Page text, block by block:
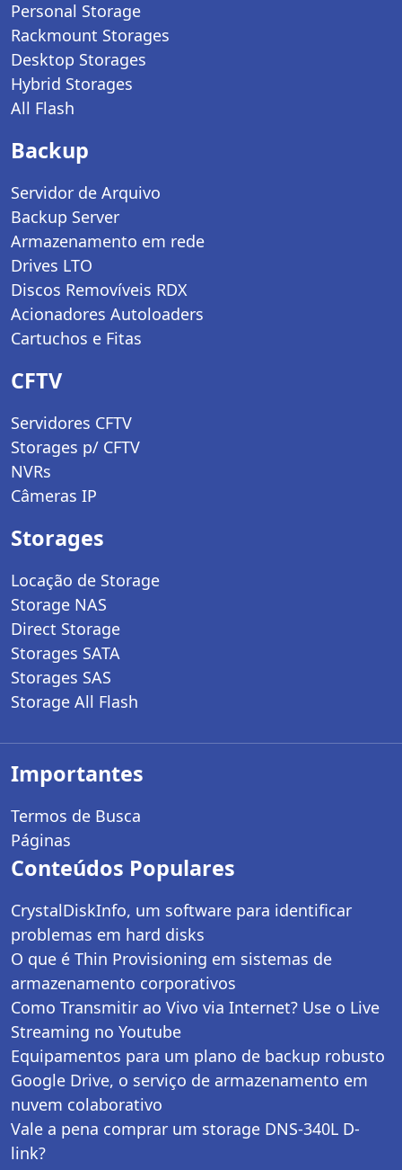
Personal Storage
Rackmount Storages
Desktop Storages
Hybrid Storages
All Flash
Backup
Servidor de Arquivo
Backup Server
Armazenamento em rede
Drives LTO
Discos Removíveis RDX
Acionadores Autoloaders
Cartuchos e Fitas
CFTV
Servidores CFTV
Storages p/ CFTV
NVRs
Câmeras IP
Storages
Locação de Storage
Storage NAS
Direct Storage
Storages SATA
Storages SAS
Storage All Flash
Importantes
Termos de Busca
Páginas
Conteúdos Populares
CrystalDiskInfo, um software para identificar
problemas em hard disks
O que é Thin Provisioning em sistemas de
armazenamento corporativos
Como Transmitir ao Vivo via Internet? Use o Live
Streaming no Youtube
Equipamentos para um plano de backup robusto
Google Drive, o serviço de armazenamento em
nuvem colaborativo
Vale a pena comprar um storage DNS-340L D-
link?